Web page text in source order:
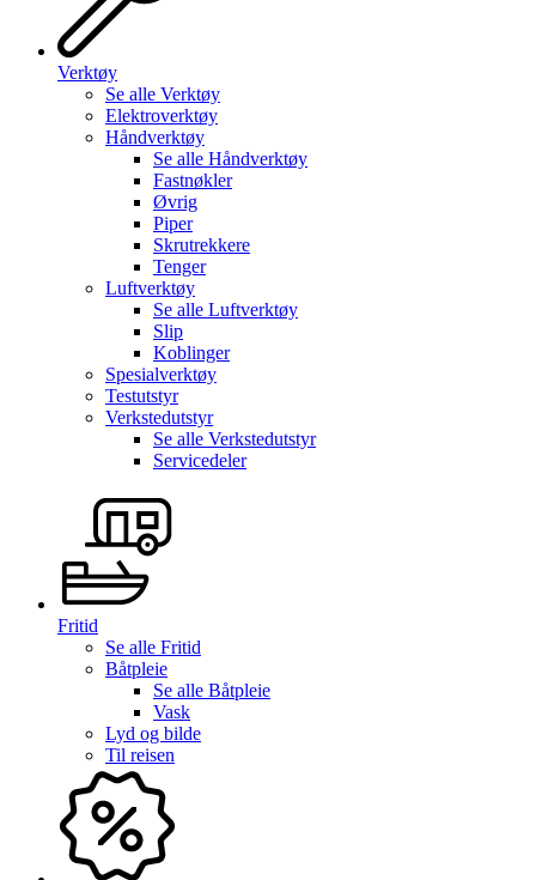
Verktøy
Se alle Verktøy
Elektroverktøy
Håndverktøy
Se alle Håndverktøy
Fastnøkler
Øvrig
Piper
Skrutrekkere
Tenger
Luftverktøy
Se alle Luftverktøy
Slip
Koblinger
Spesialverktøy
Testutstyr
Verkstedutstyr
Se alle Verkstedutstyr
Servicedeler
Fritid
Se alle Fritid
Båtpleie
Se alle Båtpleie
Vask
Lyd og bilde
Til reisen